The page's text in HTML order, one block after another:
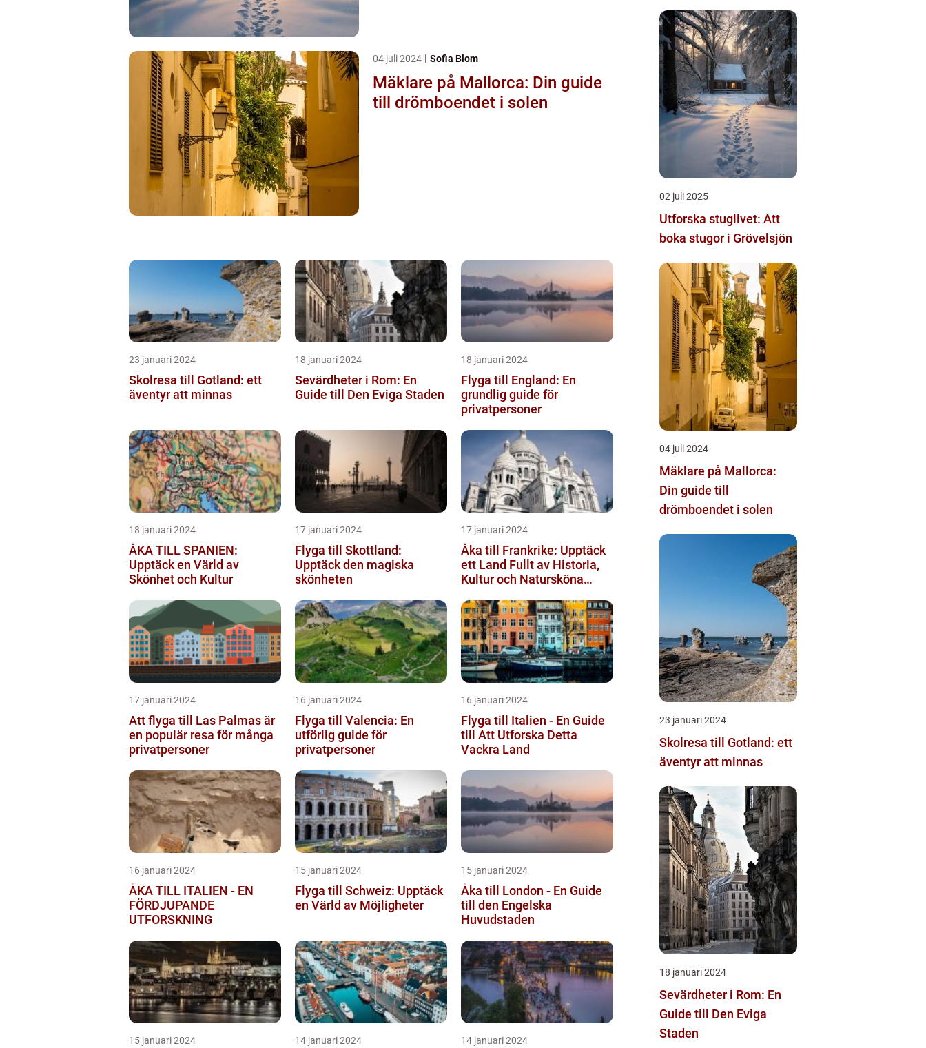
04 juli 2024 Sofia Blom
Mäklare på Mallorca: Din guide
till drömboendet i solen
23 januari 2024
Skolresa till Gotland: ett
äventyr att minnas
18 januari 2024
Sevärdheter i Rom: En
Guide till Den Eviga Staden
18 januari 2024
Flyga till England: En
grundlig guide för
privatpersoner
18 januari 2024
ÅKA TILL SPANIEN:
Upptäck en Värld av
Skönhet och Kultur
17 januari 2024
Flyga till Skottland:
Upptäck den magiska
skönheten
17 januari 2024
Åka till Frankrike: Upptäck
ett Land Fullt av Historia,
Kultur och Natursköna
17 januari 2024
Att flyga till Las Palmas är
en populär resa för många
privatpersoner
16 januari 2024
Flyga till Valencia: En
utförlig guide för
privatpersoner
16 januari 2024
Flyga till Italien - En Guide
till Att Utforska Detta
Vackra Land
16 januari 2024
ÅKA TILL ITALIEN - EN
FÖRDJUPANDE
UTFORSKNING
15 januari 2024
Flyga till Schweiz: Upptäck
en Värld av Möjligheter
15 januari 2024
Åka till London - En Guide
till den Engelska
Huvudstaden
15 januari 2024 14 januari 2024 14 januari 2024
02 juli 2025
Utforska stuglivet: Att
boka stugor i Grövelsjön
04 juli 2024
Mäklare på Mallorca:
Din guide till
drömboendet i solen
23 januari 2024
Skolresa till Gotland: ett
äventyr att minnas
18 januari 2024
Sevärdheter i Rom: En
Guide till Den Eviga
Staden